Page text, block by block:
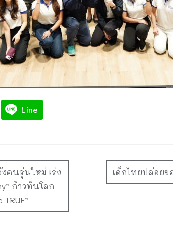
Line
งคนรุ่นใหม่ เร่ง
ก้าวทันโลก
เด็กไทยปล่อย